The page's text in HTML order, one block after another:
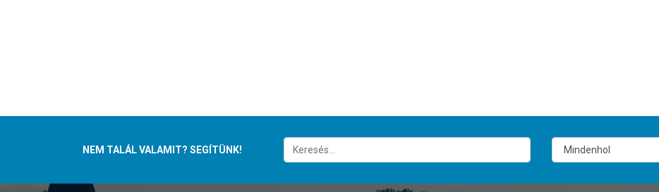
NEM TALÁL VALAMIT? SEGÍTÜNK!